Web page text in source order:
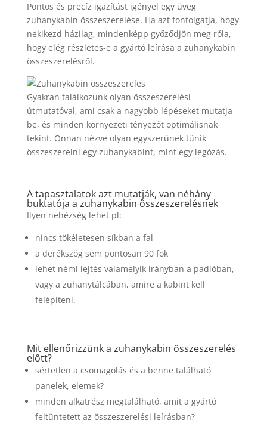
Pontos és precíz igazítást igényel egy üveg
zuhanykabin összeszerelése. Ha azt fontolgatja, hogy
nekikezd házilag, mindenképp győződjön meg róla,
hogy elég részletes-e a gyártó leírása a zuhanykabin
összeszerelésről.
Gyakran találkozunk olyan összeszerelési
útmutatóval, ami csak a nagyobb lépéseket mutatja
be, és minden környezeti tényezőt optimálisnak
tekint. Onnan nézve olyan egyszerűnek tűnik
összeszerelni egy zuhanykabint, mint egy legózás.
A tapasztalatok azt mutatják, van néhány
buktatója a zuhanykabin összeszerelésnek
Ilyen nehézség lehet pl:
nincs tökéletesen síkban a fal
a derékszög sem pontosan 90 fok
lehet némi lejtés valamelyik irányban a padlóban,
vagy a zuhanytálcában, amire a kabint kell
felépíteni.
Mit ellenőrizzünk a zuhanykabin összeszerelés
előtt?
sértetlen a csomagolás és a benne található
panelek, elemek?
minden alkatrész megtalálható, amit a gyártó
feltüntetett az összeszerelési leírásban?